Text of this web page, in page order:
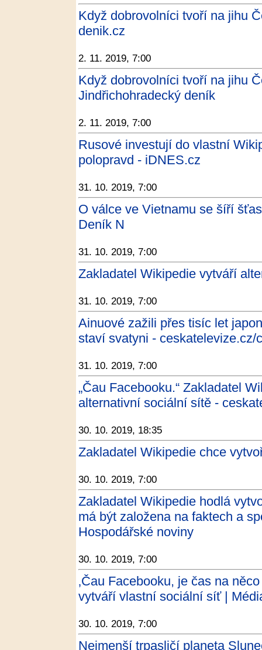
Když dobrovolníci tvoří na jihu
denik.cz
2. 11. 2019, 7:00
Když dobrovolníci tvoří na jihu
Jindřichohradecký deník
2. 11. 2019, 7:00
Rusové investují do vlastní
polopravd - iDNES.cz
31. 10. 2019, 7:00
O válce ve Vietnamu se šíří
Deník N
31. 10. 2019, 7:00
Zakladatel Wikipedie vytváří
31. 10. 2019, 7:00
Ainuové zažili přes tisíc let
staví svatyni - ceskatelevize.cz/
31. 10. 2019, 7:00
„Čau Facebooku.“ Zakladatel
alternativní sociální sítě -
30. 10. 2019, 18:35
Zakladatel Wikipedie chce
30. 10. 2019, 7:00
Zakladatel Wikipedie hodlá
má být založena na faktech a
Hospodářské noviny
30. 10. 2019, 7:00
‚Čau Facebooku, je čas na
vytváří vlastní sociální síť |
30. 10. 2019, 7:00
Nejmenší trpasličí planeta